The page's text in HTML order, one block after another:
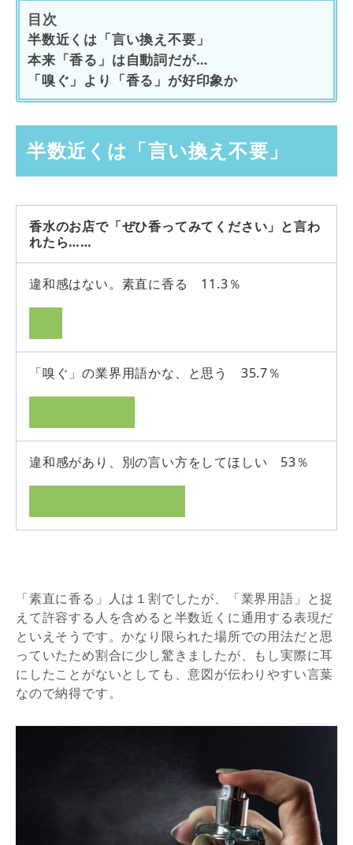
目次
半数近くは「言い換え不要」
本来「香る」は自動詞だが…
「嗅ぐ」より「香る」が好印象か
半数近くは「言い換え不要」
香水のお店で「ぜひ香ってみてください」と言わ
れたら……
違和感はない。素直に香る 11.3％
「嗅ぐ」の業界用語かな、と思う 35.7％
違和感があり、別の言い方をしてほしい 53％
「素直に香る」人は１割でしたが、「業界用語」と捉
えて許容する人を含めると半数近くに通用する表現だ
といえそうです。かなり限られた場所での用法だと思
っていたため割合に少し驚きましたが、もし実際に耳
にしたことがないとしても、意図が伝わりやすい言葉
なので納得です。